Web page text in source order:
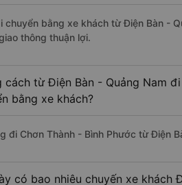
chuyển bằng xe khách từ Điện Bàn -
thông thuận lợi.
cách từ Điện Bàn - Quảng Nam
bằng xe khách?
đi Chơn Thành - Bình Phước từ Điện
có bao nhiêu chuyến xe khách